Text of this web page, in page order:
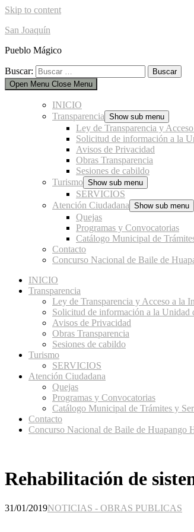
Skip to content
San Joaquín
Pueblo Mágico
Buscar:
Open Menu Close Menu
INICIO
Transparencia Show sub menu
Ley de Transparencia y
Solicitud de información a la
Avisos de Privacidad
Obras Transparencia
Sesiones de cabildo
Turismo Show sub menu
SERVICIOS
Atención Ciudadana Show sub menu
Quejas
Programas y Convocatorias
Catálogo Municipal de
Contacto
Concurso Nacional de Baile de
INICIO
Transparencia
Ley de Transparencia y Acceso a la
Solicitud de información a la Unidad
Avisos de Privacidad
Obras Transparencia
Sesiones de cabildo
Turismo
SERVICIOS
Atención Ciudadana
Quejas
Programas y Convocatorias
Catálogo Municipal de Trámites y
Contacto
Concurso Nacional de Baile de Huapango
Rehabilitación de
31/01/2019NOTICIAS - OBRAS PUBLICAS